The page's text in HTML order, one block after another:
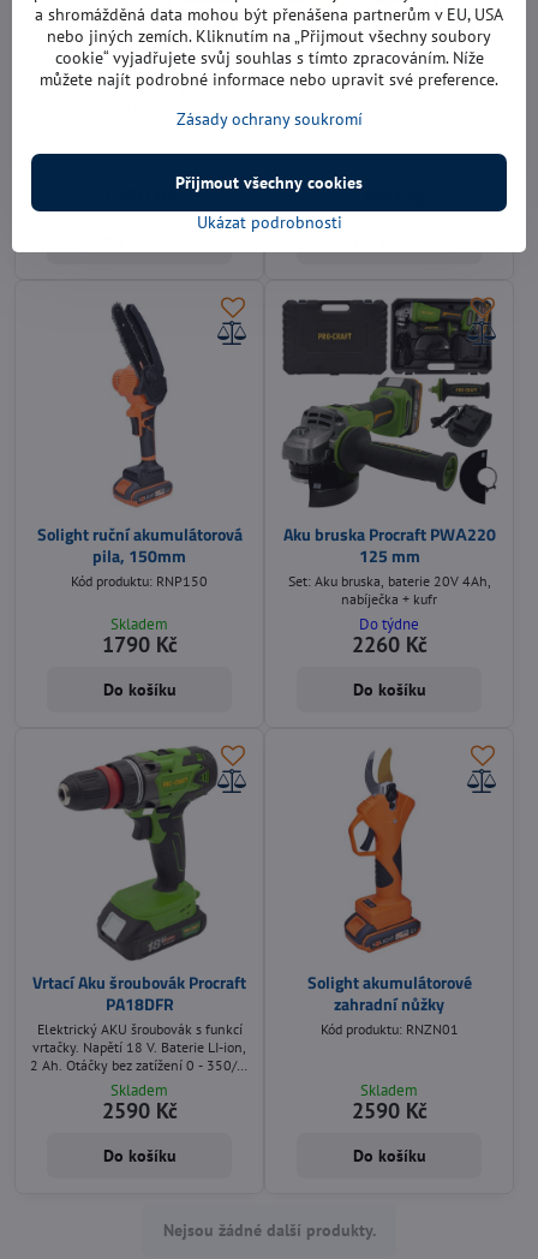
Aku teleskopický vyžínač
Procraft PTA24 + 2x baterie a
5 ks plastových čepelí, 2 ocelové
nože a kotouč
1290 Kč
Aku ruční pilka Procraft
PKA32Li
Kód produktu: PKA32Li
Skladem
1690 Kč
Solight ruční akumulátorová
pila, 150mm
Kód produktu: RNP150
Skladem
1790 Kč
Do košíku
Aku bruska Procraft PWА220
125 mm
Set: Aku bruska, baterie 20V 4Ah,
nabíječka + kufr
Do týdne
2260 Kč
Do košíku
Vrtací Aku šroubovák Procraft
PA18DFR
Elektrický AKU šroubovák s funkcí
vrtačky. Napětí 18 V. Baterie LI-ion,
2 Ah. Otáčky bez zatížení 0 - 350/ 0
- 1200 ot./min. Průměr upínání 0,8
– 10 mm. Kufr + rychloupínací
sklíčidlo
Skladem
2590 Kč
Do košíku
Solight akumulátorové
zahradní nůžky
Kód produktu: RNZN01
Skladem
2590 Kč
Do košíku
Nejsou žádné další produkty.
a shromážděná data mohou být přenášena partnerům v EU, USA
nebo jiných zemích. Kliknutím na „Přijmout všechny soubory
cookie“ vyjadřujete svůj souhlas s tímto zpracováním. Níže
můžete najít podrobné informace nebo upravit své preference.
Zásady ochrany soukromí
Ukázat podrobnosti
Přijmout všechny cookies